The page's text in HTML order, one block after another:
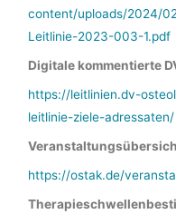
content/uploads/2024/
Leitlinie-2023-003-1.pdf
Digitale kommentierte
https://leitlinien.dv-
leitlinie-ziele-adressaten/
https://ostak.de/